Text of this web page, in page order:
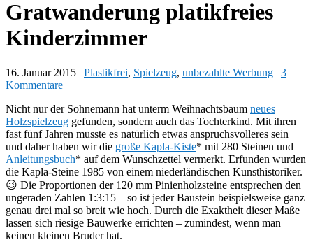
Gratwanderung platikfreies
Kinderzimmer
16. Januar 2015 | Plastikfrei, Spielzeug, unbezahlte Werbung | 3
Kommentare
Nicht nur der Sohnemann hat unterm Weihnachtsbaum neues
Holzspielzeug gefunden, sondern auch das Tochterkind. Mit ihren
fast fünf Jahren musste es natürlich etwas anspruchsvolleres sein
und daher haben wir die große Kapla-Kiste* mit 280 Steinen und
Anleitungsbuch* auf dem Wunschzettel vermerkt. Erfunden wurden
die Kapla-Steine 1985 von einem niederländischen Kunsthistoriker.
😉 Die Proportionen der 120 mm Pinienholzsteine entsprechen den
ungeraden Zahlen 1:3:15 – so ist jeder Baustein beispielsweise ganz
genau drei mal so breit wie hoch. Durch die Exaktheit dieser Maße
lassen sich riesige Bauwerke errichten – zumindest, wenn man
keinen kleinen Bruder hat.